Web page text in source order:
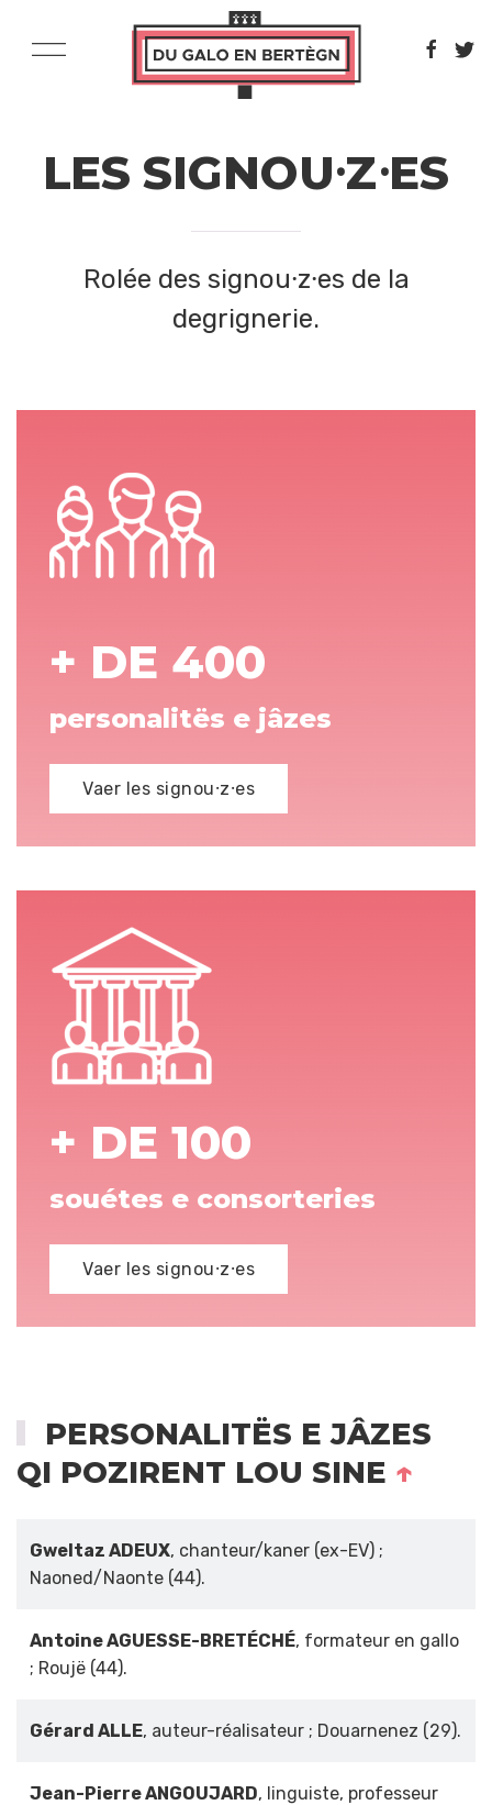
LES SIGNOU⸱Z⸱ES
Rolée des signou⸱z⸱es de la
degrignerie.
+ DE 400
personalitës e jâzes
Vaer les signou⸱z⸱es
+ DE 100
souétes e consorteries
Vaer les signou⸱z⸱es
PERSONALITËS E JÂZES
QI POZIRENT LOU SINE ↑
Gweltaz ADEUX, chanteur/kaner (ex-EV) ;
Naoned/Naonte (44).
Antoine AGUESSE-BRETÉCHÉ, formateur en gallo
; Roujë (44).
Gérard ALLE, auteur-réalisateur ; Douarnenez (29).
Jean-Pierre ANGOUJARD, linguiste, professeur